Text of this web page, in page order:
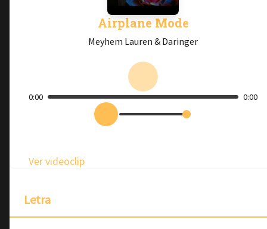
Airplane Mode
Meyhem Lauren & Daringer
0:00 0:00
Ver videoclip
Letra